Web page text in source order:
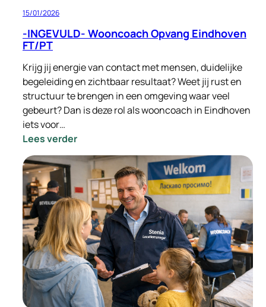
15/01/2026
-INGEVULD- Wooncoach Opvang Eindhoven
FT/PT
Krijg jij energie van contact met mensen, duidelijke
begeleiding en zichtbaar resultaat? Weet jij rust en
structuur te brengen in een omgeving waar veel
gebeurt? Dan is deze rol als wooncoach in Eindhoven
iets voor…
Lees verder:
-
INGEVULD-
Wooncoach
Opvang
Eindhoven
FT/PT